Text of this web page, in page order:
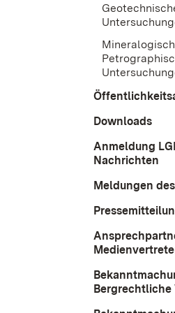
Downloads
Anmeldung
Nachrichten
Meldungen
Bergrechtliche